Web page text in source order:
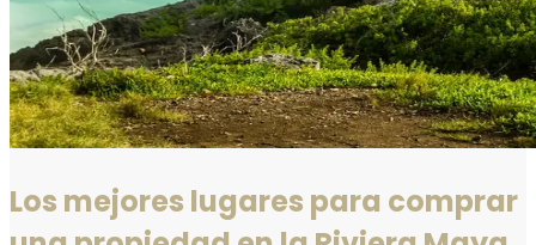
Los mejores lugares para comprar